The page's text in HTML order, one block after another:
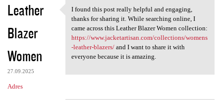
Leather
Blazer
Women
27.09.2025
Adres
I found this post really
I found this post really helpful and engaging,
thanks for sharing it. While searching online, I
came across this Leather Blazer Women collection:
https://www.jacketartisan.com/collections/womens
-leather-blazers/and I want to share it with
everyone because it is amazing.